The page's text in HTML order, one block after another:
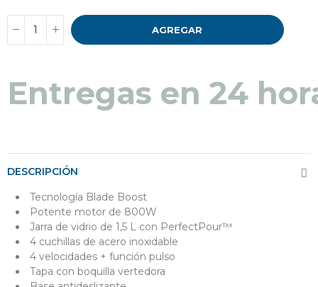
AGREGAR
Entregas en 24
DESCRIPCIÓN
Tecnología Blade Boost
Potente motor de 800W
Jarra de vidrio de 1,5 L con PerfectPour™
4 cuchillas de acero inoxidable
4 velocidades + función pulso
Tapa con boquilla vertedora